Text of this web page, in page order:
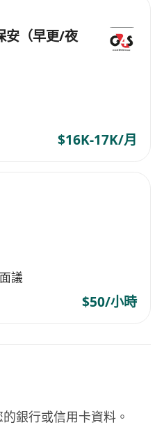
安（早更/夜
$16K-17K/月
議
$50/小時
銀行或信用卡資料。